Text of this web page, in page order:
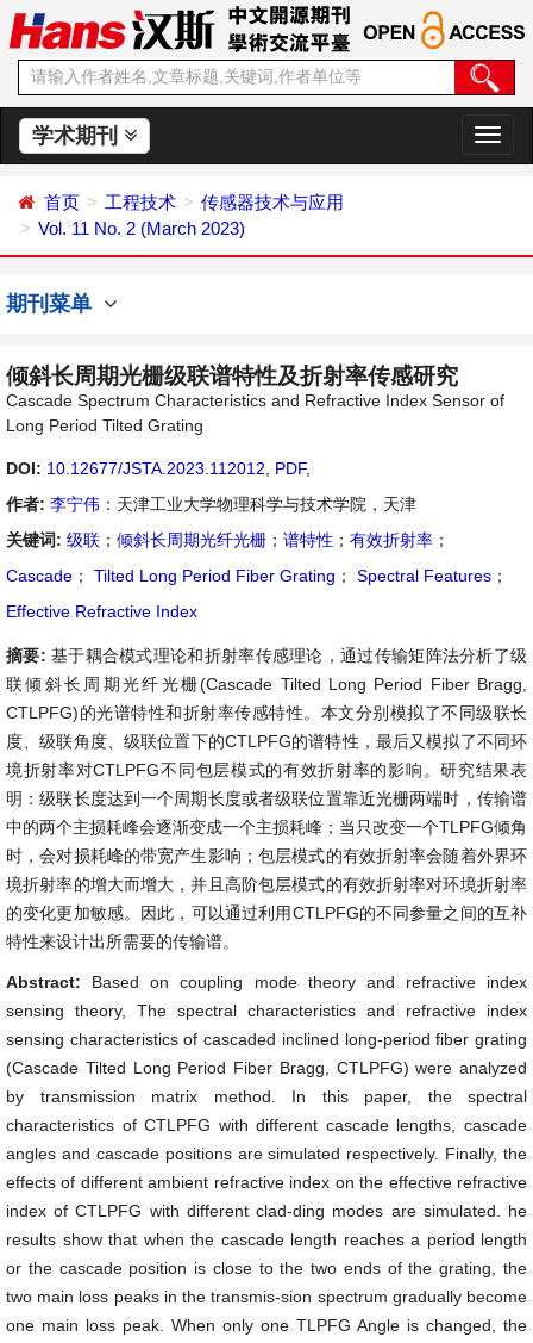
学术期刊
切
换
首页 工程技术
传感器技术与应用
Vol. 11 No. 2 (March 2023)
期刊菜单
倾斜长周期光栅级联谱特性及折射率传感研究
Cascade Spectrum Characteristics and Refractive Index Sensor of
Long Period Tilted Grating
DOI: 10.12677/JSTA.2023.112012 PDF,
作者: 李宁伟 ：天津工业大学物理科学与技术学院，天津
关键词: 级联 ； 倾斜长周期光纤光栅 ； 谱特性 ； 有效折射率 ；
Cascade ； Tilted Long Period Fiber Grating ； Spectral Features ；
Effective Refractive Index
摘要: 基于耦合模式理论和折射率传感理论，通过传输矩阵法分析了级
联倾斜长周期光纤光栅(Cascade Tilted Long Period Fiber Bragg,
CTLPFG)的光谱特性和折射率传感特性。本文分别模拟了不同级联长
度、级联角度、级联位置下的CTLPFG的谱特性，最后又模拟了不同环
境折射率对CTLPFG不同包层模式的有效折射率的影响。研究结果表
明：级联长度达到一个周期长度或者级联位置靠近光栅两端时，传输谱
中的两个主损耗峰会逐渐变成一个主损耗峰；当只改变一个TLPFG倾角
时，会对损耗峰的带宽产生影响；包层模式的有效折射率会随着外界环
境折射率的增大而增大，并且高阶包层模式的有效折射率对环境折射率
的变化更加敏感。因此，可以通过利用CTLPFG的不同参量之间的互补
特性来设计出所需要的传输谱。
Abstract: Based on coupling mode theory and refractive index
sensing theory, The spectral characteristics and refractive index
sensing characteristics of cascaded inclined long-period fiber grating
(Cascade Tilted Long Period Fiber Bragg, CTLPFG) were analyzed
by transmission matrix method. In this paper, the spectral
characteristics of CTLPFG with different cascade lengths, cascade
angles and cascade positions are simulated respectively. Finally, the
effects of different ambient refractive index on the effective refractive
index of CTLPFG with different clad-ding modes are simulated. he
results show that when the cascade length reaches a period length
or the cascade position is close to the two ends of the grating, the
two main loss peaks in the transmis-sion spectrum gradually become
one main loss peak. When only one TLPFG Angle is changed, the